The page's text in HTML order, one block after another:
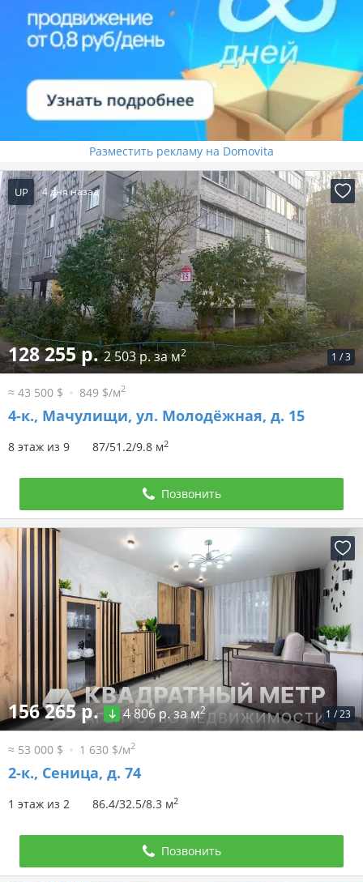
Разместить рекламу на Domovita
UP 4 дня назад
1 /3
128 255 р.2 503 р. за м2
≈ 43 500 $ 849 $/м2
4-к., Мачулищи, ул. Молодёжная, д. 15
8 этаж из 9 87/51.2/9.8 м2
Позвонить
1 /23
156 265 р. 4 806 р. за м2
≈ 53 000 $ 1 630 $/м2
2-к., Сеница, д. 74
1 этаж из 2 86.4/32.5/8.3 м2
Позвонить